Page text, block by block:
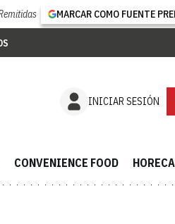
MARCAR COMO FUENTE
INICIAR SESIÓN
CONVENIENCE FOOD HORECA